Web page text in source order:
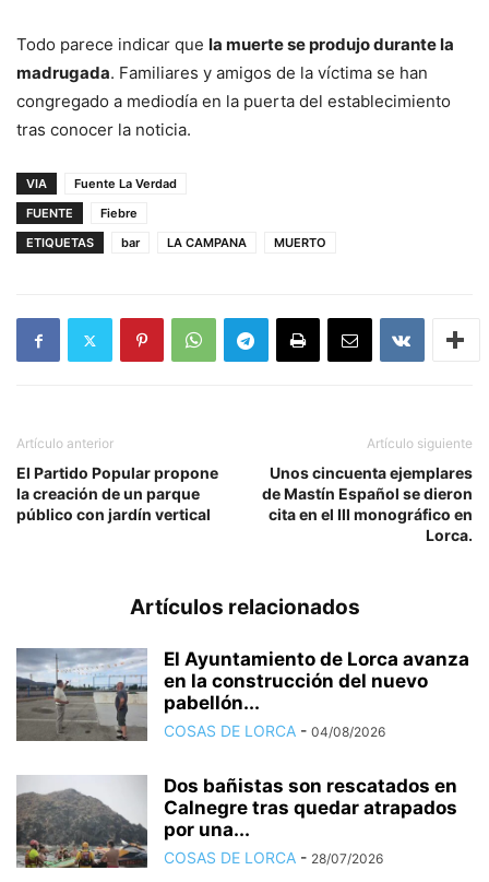
Todo parece indicar que la muerte se produjo durante la
madrugada. Familiares y amigos de la víctima se han
congregado a mediodía en la puerta del establecimiento
tras conocer la noticia.
VIA
Fuente La Verdad
FUENTE
Fiebre
ETIQUETAS
bar LA CAMPANA MUERTO
Artículo anterior
El Partido Popular propone
la creación de un parque
público con jardín vertical
Artículo siguiente
Unos cincuenta ejemplares
de Mastín Español se dieron
cita en el III monográfico en
Lorca.
Artículos relacionados
El Ayuntamiento de Lorca avanza
en la construcción del nuevo
pabellón...
COSAS DE LORCA - 04/08/2026
Dos bañistas son rescatados en
Calnegre tras quedar atrapados
por una...
COSAS DE LORCA - 28/07/2026